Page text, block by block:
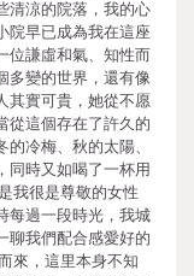
清涼的院落，我的心
院早已成為我在這座
位謙虛和氣、知性而
多變的世界，還有像
其實可貴，她從不愿
從這個存在了許久的
冷梅、秋的太陽、
同時又如喝了一杯用
我很是尊敬的女性
每過一段時光，我城
聊我們配合感愛好的
來，這里本身不知